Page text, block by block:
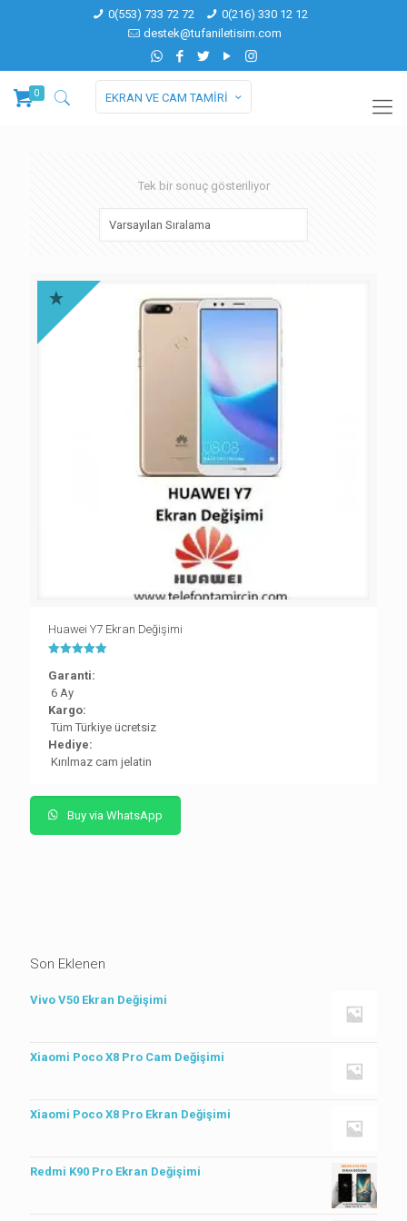
0(553) 733 72 72
0(216) 330 12 12
destek@tufaniletisim.com
0 EKRAN VE CAM TAMİRİ
Tek bir sonuç gösteriliyor
Huawei Y7 Ekran Değişimi
5.00
Garanti:
6 Ay
Kargo:
Tüm Türkiye ücretsiz
Hediye:
Kırılmaz cam jelatin
Buy via WhatsApp
Son Eklenen
Vivo V50 Ekran Değişimi
Xiaomi Poco X8 Pro Cam Değişimi
Xiaomi Poco X8 Pro Ekran Değişimi
Redmi K90 Pro Ekran Değişimi